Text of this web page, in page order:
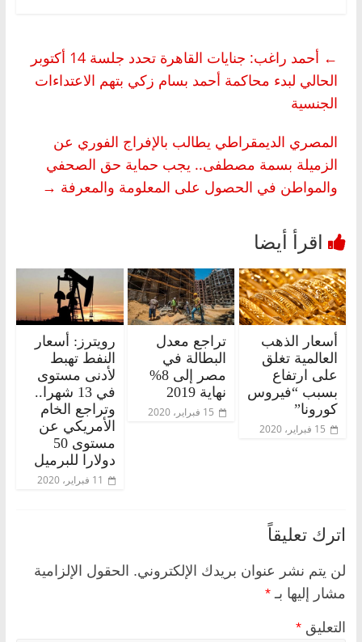
←
أحمد راغب: جنايات القاهرة تحدد جلسة 14 أكتوبر
الحالي لبدء محاكمة أحمد بسام زكي بتهم الاعتداءات
الجنسية
المصري الديمقراطي يطالب بالإفراج الفوري عن
الزميلة بسمة مصطفى.. يجب حماية حق الصحفي
والمواطن في الحصول على المعلومة والمعرفة →
أسعار الذهب
العالمية تغلق
على ارتفاع
بسبب “فيروس
كورونا”
15 فبراير، 2020
تراجع معدل
البطالة في
مصر إلى 8%
نهاية 2019
15 فبراير، 2020
رويترز: أسعار
النفط تهبط
لأدنى مستوى
في 13 شهرا..
وتراجع الخام
الأمريكي عن
مستوى 50
دولارا للبرميل
11 فبراير، 2020
اترك تعليقاً
لن يتم نشر عنوان بريدك الإلكتروني. الحقول الإلزامية
مشار إليها بـ *
التعليق *